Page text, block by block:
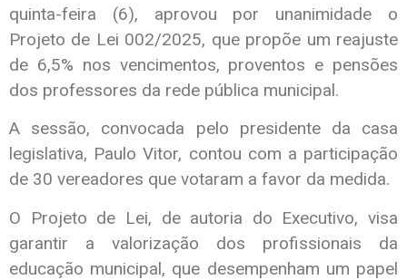
quinta-feira (6), aprovou por unanimidade o
Projeto de Lei 002/2025, que propõe um reajuste
de 6,5% nos vencimentos, proventos e pensões
dos professores da rede pública municipal.
A sessão, convocada pelo presidente da casa
legislativa, Paulo Vitor, contou com a participação
de 30 vereadores que votaram a favor da medida.
O Projeto de Lei, de autoria do Executivo, visa
garantir a valorização dos profissionais da
educação municipal, que desempenham um papel